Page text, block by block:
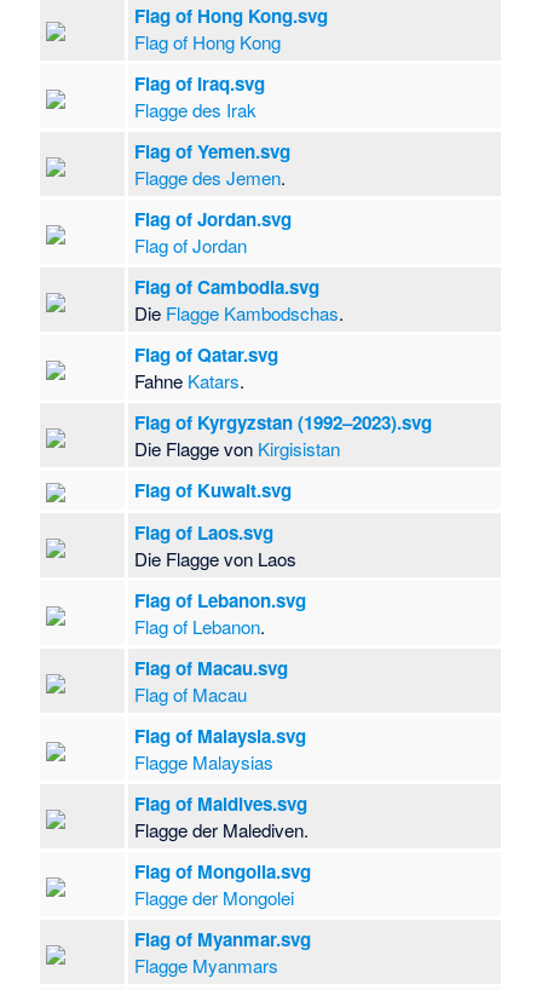
Flag of Hong Kong.svg
Flag of Hong Kong
Flag of Iraq.svg
Flagge des Irak
Flag of Yemen.svg
Flagge des Jemen.
Flag of Jordan.svg
Flag of Jordan
Flag of Cambodia.svg
Die Flagge Kambodschas.
Flag of Qatar.svg
Fahne Katars.
Flag of Kyrgyzstan (1992–2023).svg
Die Flagge von Kirgisistan
Flag of Kuwait.svg
Flag of Laos.svg
Die Flagge von Laos
Flag of Lebanon.svg
Flag of Lebanon.
Flag of Macau.svg
Flag of Macau
Flag of Malaysia.svg
Flagge Malaysias
Flag of Maldives.svg
Flagge der Malediven.
Flag of Mongolia.svg
Flagge der Mongolei
Flag of Myanmar.svg
Flagge Myanmars